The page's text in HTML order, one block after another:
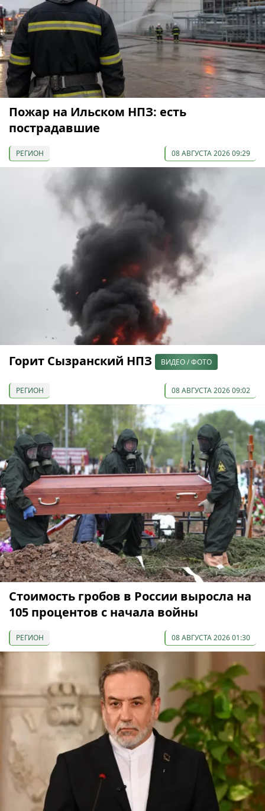
Пожар на Ильском НПЗ: есть
пострадавшие
РЕГИОН 08 АВГУСТА 2026 09:29
Горит Сызранский НПЗ ВИДЕО / ФОТО
РЕГИОН 08 АВГУСТА 2026 09:02
Стоимость гробов в России выросла на
105 процентов с начала войны
РЕГИОН 08 АВГУСТА 2026 01:30